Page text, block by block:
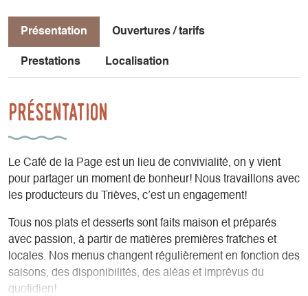
Présentation Ouvertures / tarifs
Prestations Localisation
Présentation
Le Café de la Page est un lieu de convivialité, on y vient
pour partager un moment de bonheur! Nous travaillons avec
les producteurs du Trièves, c’est un engagement!
Tous nos plats et desserts sont faits maison et préparés
avec passion, à partir de matières premières fraîches et
locales. Nos menus changent régulièrement en fonction des
saisons, des disponibilités, des aléas et imprévus du
quotidien!